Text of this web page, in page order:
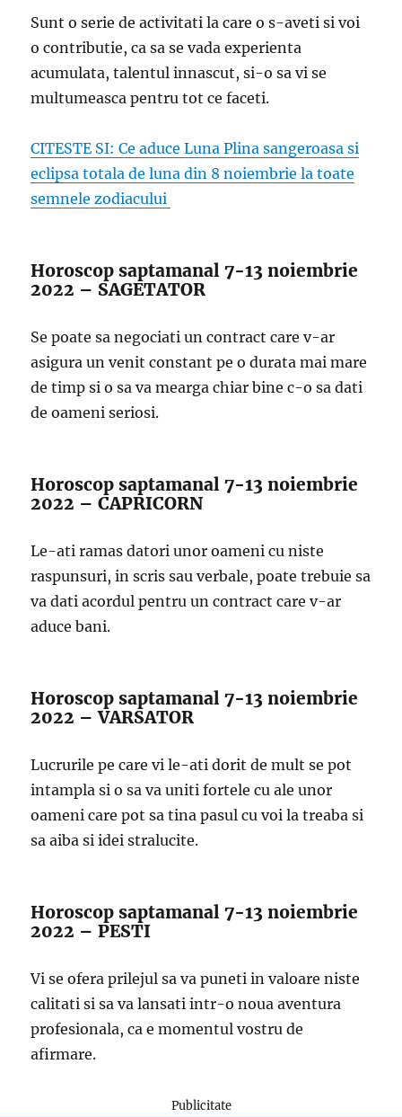
Sunt o serie de activitati la care o s-aveti si voi
o contributie, ca sa se vada experienta
acumulata, talentul innascut, si-o sa vi se
multumeasca pentru tot ce faceti.
CITESTE SI: Ce aduce Luna Plina sangeroasa si
eclipsa totala de luna din 8 noiembrie la toate
semnele zodiacului
Horoscop saptamanal 7-13 noiembrie
2022 – SAGETATOR
Se poate sa negociati un contract care v-ar
asigura un venit constant pe o durata mai mare
de timp si o sa va mearga chiar bine c-o sa dati
de oameni seriosi.
Horoscop saptamanal 7-13 noiembrie
2022 – CAPRICORN
Le-ati ramas datori unor oameni cu niste
raspunsuri, in scris sau verbale, poate trebuie sa
va dati acordul pentru un contract care v-ar
aduce bani.
Horoscop saptamanal 7-13 noiembrie
2022 – VARSATOR
Lucrurile pe care vi le-ati dorit de mult se pot
intampla si o sa va uniti fortele cu ale unor
oameni care pot sa tina pasul cu voi la treaba si
sa aiba si idei stralucite.
Horoscop saptamanal 7-13 noiembrie
2022 – PESTI
Vi se ofera prilejul sa va puneti in valoare niste
calitati si sa va lansati intr-o noua aventura
profesionala, ca e momentul vostru de
afirmare.
Publicitate